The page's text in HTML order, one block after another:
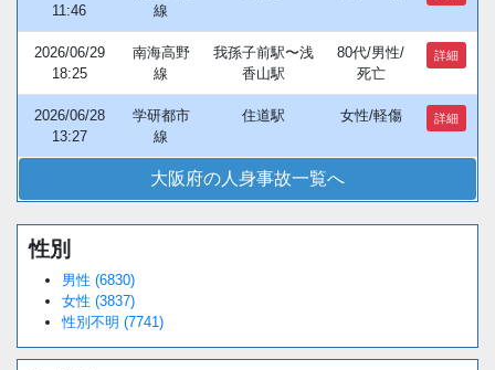
11:46
線
2026/06/29
18:25
南海高野
線
我孫子前駅〜浅
香山駅
80代/男性/
死亡
詳細
2026/06/28
13:27
学研都市
線
住道駅 女性/軽傷 詳細
大阪府の人身事故一覧へ
性別
男性 (6830)
女性 (3837)
性別不明 (7741)